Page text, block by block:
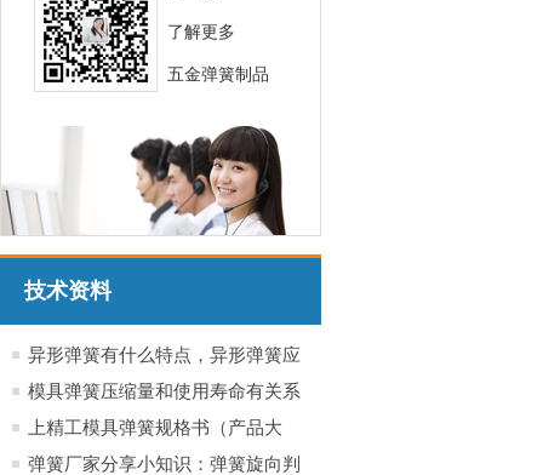
了解更多
五金弹簧制品
技术资料
异形弹簧有什么特点，异形弹簧应
用于哪些行业产品
模具弹簧压缩量和使用寿命有关系
吗？
上精工模具弹簧规格书（产品大
全）
弹簧厂家分享小知识：弹簧旋向判